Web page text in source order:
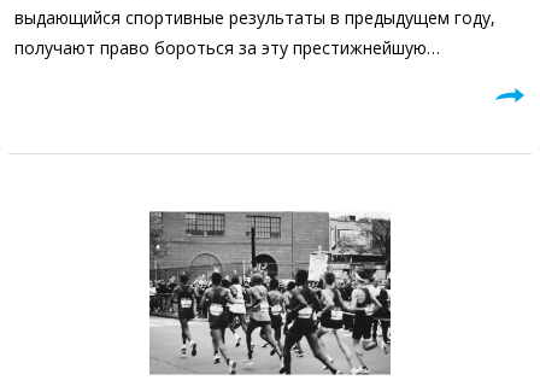
выдающийся спортивные результаты в предыдущем году,
получают право бороться за эту престижнейшую…